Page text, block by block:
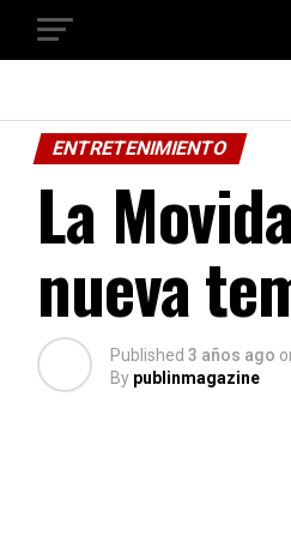
ENTRETENIMIENTO
La
nueva
Published 3 años ago
By publinmagazine